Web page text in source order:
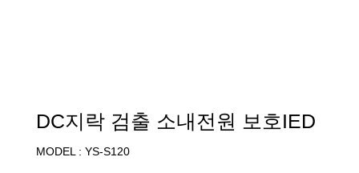
DC지락 검출 소내전원 보호IED
MODEL : YS-S120